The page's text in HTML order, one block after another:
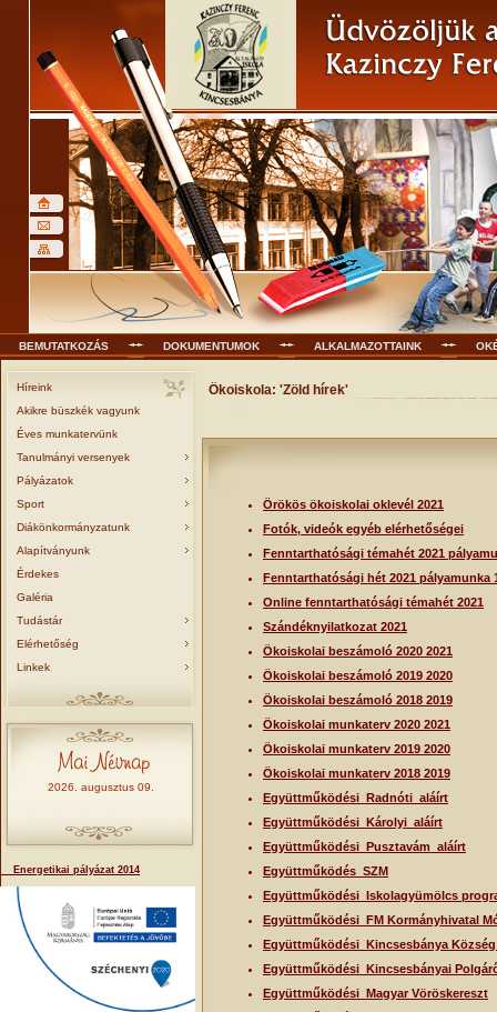
BEMUTATKOZÁS DOKUMENTUMOK ALKALMAZOTTAINK
Híreink
Akikre büszkék vagyunk
Éves munkatervünk
Tanulmányi versenyek
Pályázatok
Sport
Diákönkormányzatunk
Alapítványunk
Érdekes
Galéria
Tudástár
Elérhetőség
Linkek
2026. augusztus 09.
Energetikai pályázat 2014
Ökoiskola: 'Zöld hírek'
Örökös ökoiskolai oklevél 2021
Fotók, videók egyéb elérhetőségei
Fenntarthatósági témahét 2021
Fenntarthatósági hét 2021 pályamunka
Online fenntarthatósági témahét 2021
Szándéknyilatkozat 2021
Ökoiskolai beszámoló 2020 2021
Ökoiskolai beszámoló 2019 2020
Ökoiskolai beszámoló 2018 2019
Ökoiskolai munkaterv 2020 2021
Ökoiskolai munkaterv 2019 2020
Ökoiskolai munkaterv 2018 2019
Együttműködési_Radnóti_aláírt
Együttműködési_Károlyi_aláírt
Együttműködési_Pusztavám_aláírt
Együttműködés_SZM
Együttműködési_Iskolagyümölcs
Együttműködési_FM Kormányhivatal
Együttműködési_Kincsesbánya
Együttműködési_Kincsesbányai
Együttműködési_Magyar Vöröskereszt